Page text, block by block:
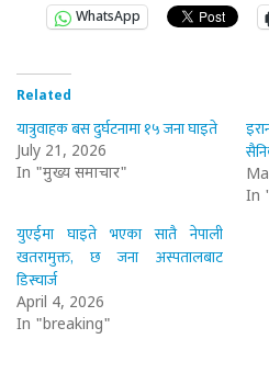
WhatsApp
Related
यात्रुवाहक बस दुर्घटनामा १५ जना घाइते
July 21, 2026
In "मुख्य समाचार"
In
युएईमा घाइते भएका सातै नेपाली
खतरामुक्त, छ जना अस्पतालबाट
डिस्चार्ज
April 4, 2026
In "breaking"